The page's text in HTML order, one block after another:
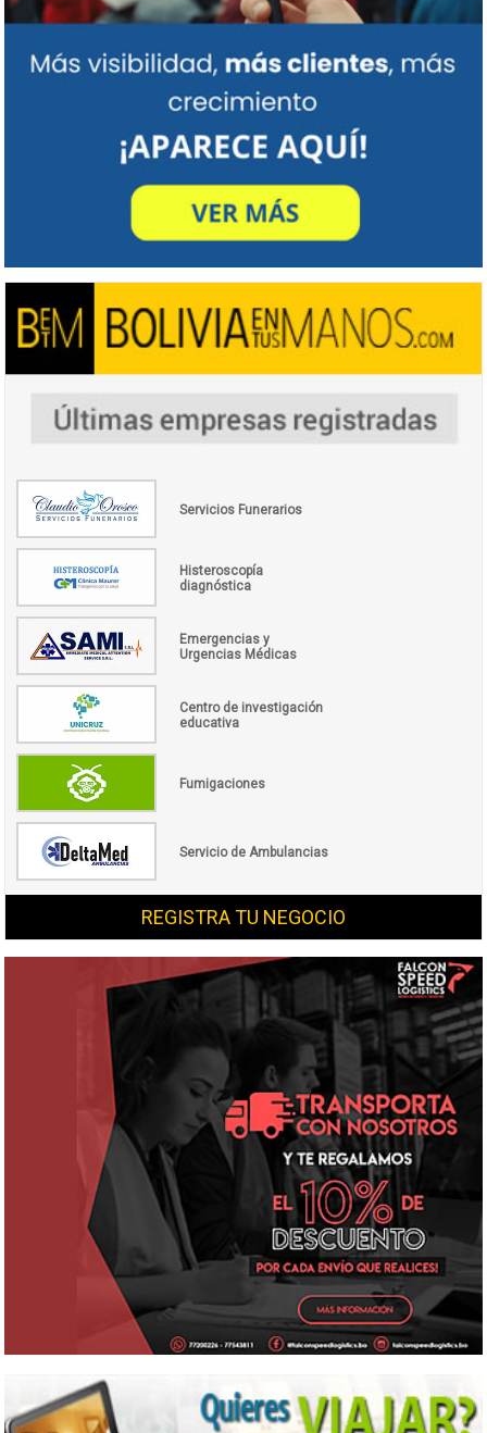
Servicios Funerarios
Histeroscopía
diagnóstica
Emergencias y
Urgencias Médicas
Centro de investigación
educativa
Fumigaciones
Servicio de Ambulancias
REGISTRA TU NEGOCIO